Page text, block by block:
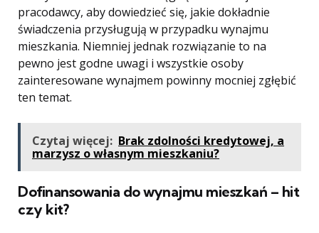
pracodawcy, aby dowiedzieć się, jakie dokładnie
świadczenia przysługują w przypadku wynajmu
mieszkania. Niemniej jednak rozwiązanie to na
pewno jest godne uwagi i wszystkie osoby
zainteresowane wynajmem powinny mocniej zgłębić
ten temat.
Czytaj więcej: Brak zdolności kredytowej, a
marzysz o własnym mieszkaniu?
Dofinansowania do wynajmu mieszkań – hit
czy kit?